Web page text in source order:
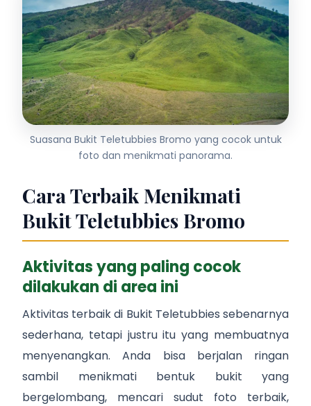
Suasana Bukit Teletubbies Bromo yang cocok untuk
foto dan menikmati panorama.
Cara Terbaik Menikmati
Bukit Teletubbies Bromo
Aktivitas yang paling cocok
dilakukan di area ini
Aktivitas terbaik di Bukit Teletubbies sebenarnya
sederhana, tetapi justru itu yang membuatnya
menyenangkan. Anda bisa berjalan ringan
sambil menikmati bentuk bukit yang
bergelombang, mencari sudut foto terbaik,